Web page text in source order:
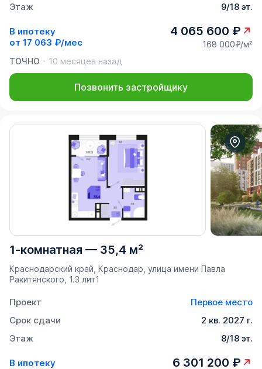
Этаж
9/18 эт.
В ипотеку
от 17 063 ₽/мес
4 065 600 ₽
168 000₽/м²
ТОЧНО
10 месяцев назад
Позвонить застройщику
1-комнатная — 35,4 м²
Краснодарский край, Краснодар, улица имени Павла
Ракитянского, 1.3 лит1
Проект
Первое место
Срок сдачи
2 кв. 2027 г.
Этаж
8/18 эт.
В ипотеку
6 301 200 ₽